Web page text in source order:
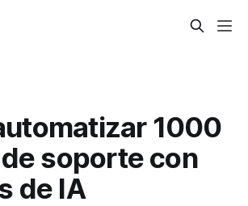
1000
soporte con
de IA